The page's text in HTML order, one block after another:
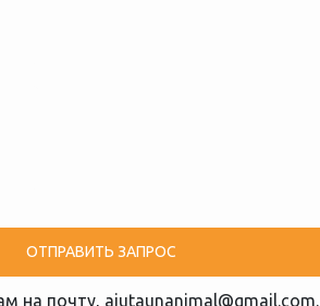
на почту, ajutaunanimal@gmail.com.